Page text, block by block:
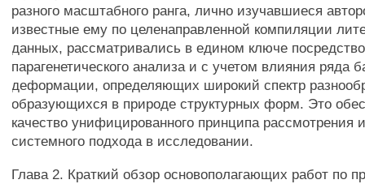
разного масштабного ранга, лично изучавшиеся
известные ему по целенаправленной компиляции
данных, рассматривались в едином ключе
парагенетического анализа и с учетом влияния ряда
деформации, определяющих широкий спектр
образующихся в природе структурных форм. Это
качество унифицированного принципа рассмотрения
системного подхода в исследовании.
Глава 2. Краткий обзор основополагающих работ по